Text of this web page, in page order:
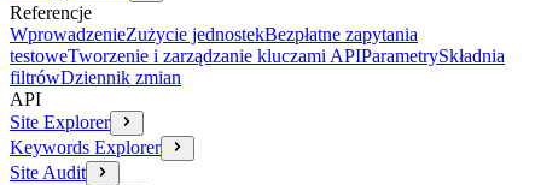
Referencje
WprowadzenieZużycie jednostekBezpłatne zapytania
testoweTworzenie i zarządzanie kluczami APIParametrySkładnia
filtrówDziennik zmian
API
Site Explorer
Keywords Explorer
Site Audit